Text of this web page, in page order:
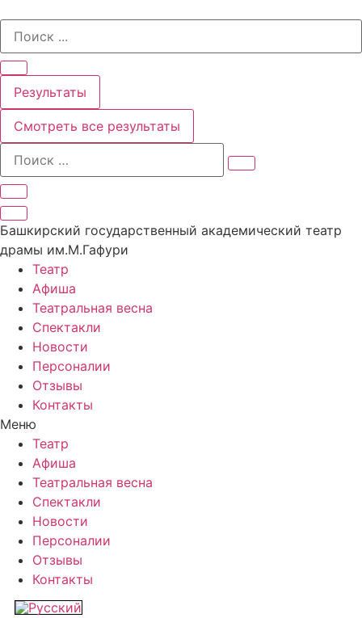
содержимому
Search
Результаты
Смотреть все результаты
Башкирский государственный академический театр
драмы им.М.Гафури
Театр
Афиша
Театральная весна
Спектакли
Новости
Персоналии
Отзывы
Контакты
Меню
Театр
Афиша
Театральная весна
Спектакли
Новости
Персоналии
Отзывы
Контакты